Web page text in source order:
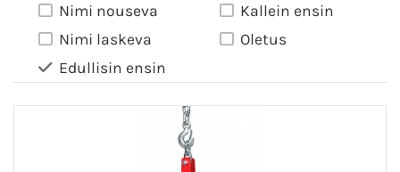
Nimi nouseva
Nimi laskeva
Edullisin ensin
Kallein ensin
Oletus